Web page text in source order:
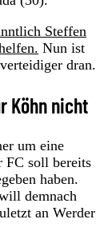
Steffen
Nun ist
dran.
Köhn nicht
um eine
soll bereits
haben.
demnach
an Werder